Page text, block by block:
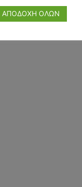
ΑΠΟΔΟΧΗ ΟΛΩΝ